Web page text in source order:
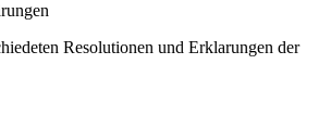
Resolutionen und Erklarungen der